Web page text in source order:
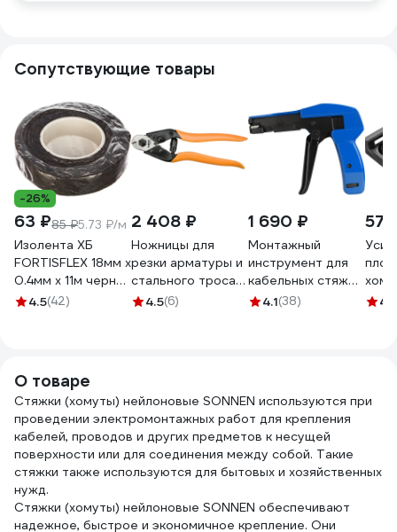
Сопутствующие товары
-26%
63 ₽85 ₽5.73 ₽/м
Изолента ХБ
FORTISFLEX 18мм х
0.4мм х 11м черная
71242
4.5(42)
2 408 ₽
Ножницы для
резки арматуры и
стального троса
NEO Tools 190 мм
4.5(6)
1 690 ₽
Монтажный
инструмент для
кабельных стяжек
duwi PROFI 26126 1
4.1(38) 4.7
О товаре
Стяжки (хомуты) нейлоновые SONNEN используются при
проведении электромонтажных работ для крепления
кабелей, проводов и других предметов к несущей
поверхности или для соединения между собой. Такие
стяжки также используются для бытовых и хозяйственных
нужд.
Стяжки (хомуты) нейлоновые SONNEN обеспечивают
надежное, быстрое и экономичное крепление. Они